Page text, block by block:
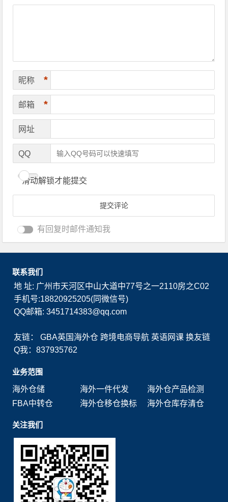
昵称 *
邮箱 *
网址
QQ
滑动解锁才能提交
有回复时邮件通知我
联系我们
地 址: 广州市天河区中山大道中77号之一2110房之C02
手机号:18820925205(同微信号)
QQ邮箱: 3451714383@qq.com
友链：GBA英国海外仓 跨境电商导航 英语网课 换友链
Q我：837935762
业务范围
海外仓储
海外一件代发
海外仓产品检测
FBA中转仓
海外仓移仓换标 海外仓库存清仓
关注我们